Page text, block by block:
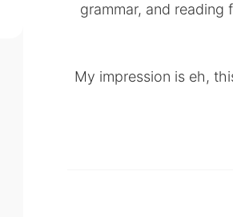
grammar, and
My impression is eh,